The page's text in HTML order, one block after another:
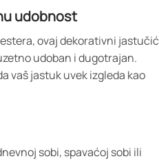
udobnost
ovaj dekorativni jastučić
udoban i dugotrajan.
vaš jastuk uvek izgleda kao
sobi, spavaćoj sobi ili